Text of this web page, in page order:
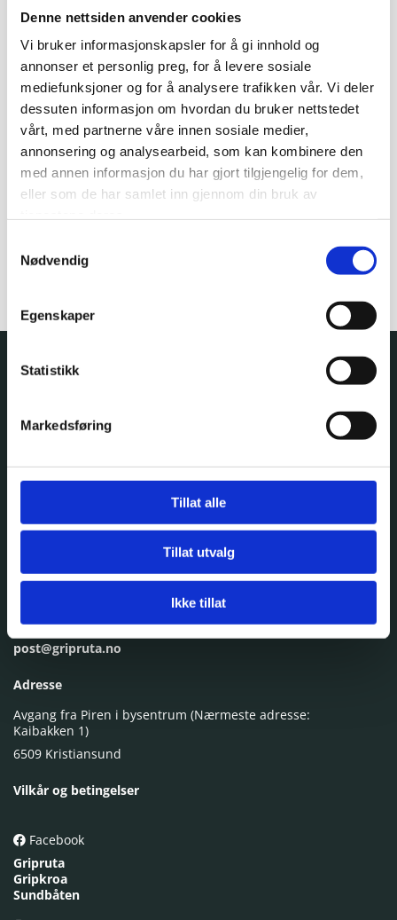
Denne nettsiden anvender cookies
Vi bruker informasjonskapsler for å gi innhold og
annonser et personlig preg, for å levere sosiale
mediefunksjoner og for å analysere trafikken vår. Vi deler
dessuten informasjon om hvordan du bruker nettstedet
vårt, med partnerne våre innen sosiale medier,
annonsering og analysearbeid, som kan kombinere den
med annen informasjon du har gjort tilgjengelig for dem,
eller som de har samlet inn gjennom din bruk av
Nødvendig
Egenskaper
Statistikk
Markedsføring
Tillat alle
Tillat utvalg
Ikke tillat
alle som har bidratt til minner og gleder!
Vi hviler ikke. Planlegging av 2024 er allerede i gang! Da skal
vi drive Gripkroa også.
Vi ønsker alle en riktig god høst og vinter!
Hilsen alle oss i KKS Gripruta!
0
Gripruta - Kristiansund kommunale Sundbåtvesen KF
928 51 744
post@gripruta.no
Adresse
Avgang fra Piren i bysentrum (Nærmeste adresse:
Kaibakken 1)
6509 Kristiansund
Vilkår og betingelser
 Facebook
Gripruta
Gripkroa
Sundbåten